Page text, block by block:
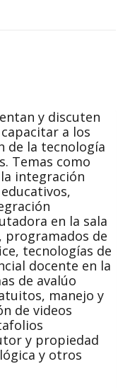
y discuten
a los
de la tecnología
Temas como
integración
en la sala
programados de
tecnologías de
docente en la
de avalúo
manejo y
de videos
y propiedad
y otros